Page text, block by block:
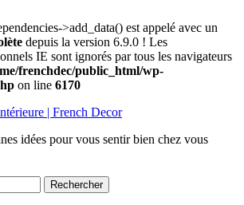
>add_data() est appelé avec un
depuis la version 6.9.0 ! Les
IE sont ignorés par tous les navigateurs
frenchdec/public_html/wp-
on line 6170
| French Decor
idées pour vous sentir bien chez vous